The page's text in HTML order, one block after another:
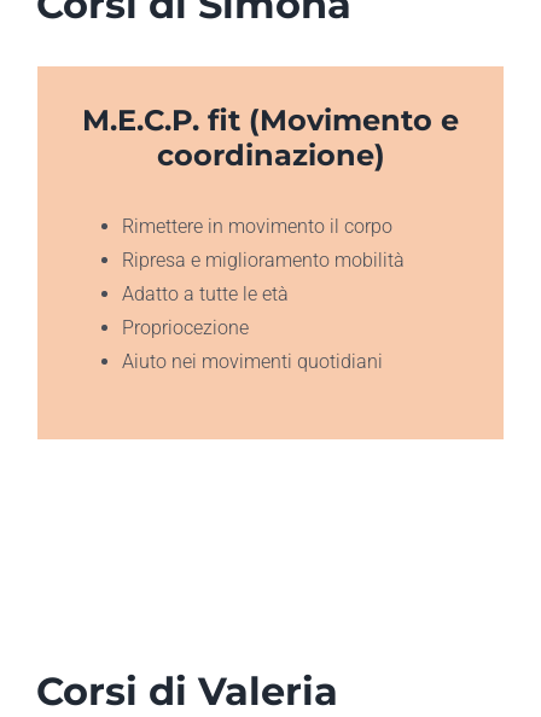
M.E.C.P. fit (Movimento e
coordinazione)
Rimettere in movimento il corpo
Ripresa e miglioramento mobilità
Adatto a tutte le età
Propriocezione
Aiuto nei movimenti quotidiani
Corsi di Valeria